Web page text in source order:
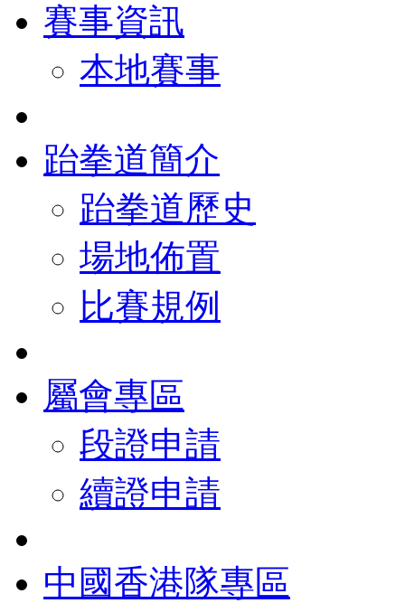
賽事資訊
本地賽事
跆拳道簡介
跆拳道歷史
場地佈置
比賽規例
屬會專區
段證申請
續證申請
中國香港隊專區